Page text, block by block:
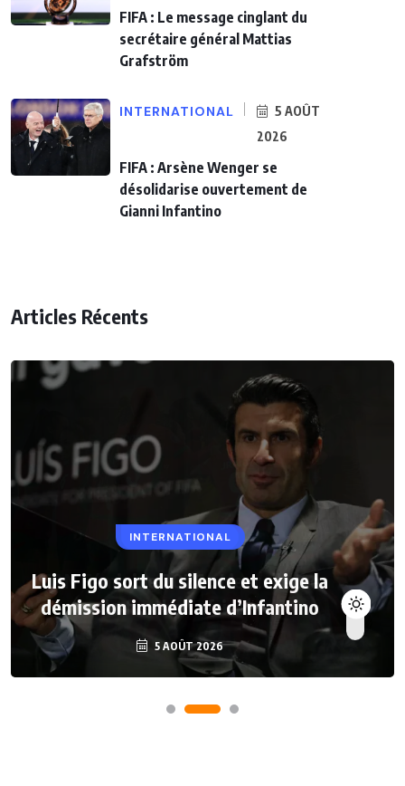
FIFA : Le message cinglant du
secrétaire général Mattias
Grafström
INTERNATIONAL
5 AOÛT
2026
FIFA : Arsène Wenger se
désolidarise ouvertement de
Gianni Infantino
Articles Récents
INTERNATIONAL
Luis Figo sort du silence et exige la
démission immédiate d’Infantino
5 AOÛT 2026